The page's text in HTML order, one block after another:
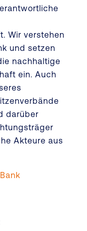
Wir verstehen
und setzen
nachhaltige
ein. Auch
darüber
Akteure aus